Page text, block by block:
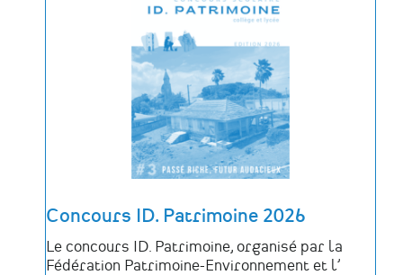
JEMA®
2026
Concours ID. Patrimoine 2026
Le concours ID. Patrimoine, organisé par la
Fédération Patrimoine-Environnement et l’